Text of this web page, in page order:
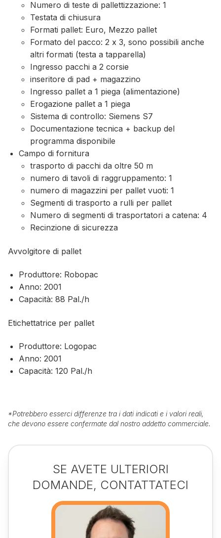
Numero di teste di pallettizzazione: 1
Testata di chiusura
Formati pallet: Euro, Mezzo pallet
Formato del pacco: 2 x 3, sono possibili anche
altri formati (testa a tapparella)
Ingresso pacchi a 2 corsie
inseritore di pad + magazzino
Ingresso pallet a 1 piega (alimentazione)
Erogazione pallet a 1 piega
Sistema di controllo: Siemens S7
Documentazione tecnica + backup del
programma disponibile
Campo di fornitura
trasporto di pacchi da oltre 50 m
numero di tavoli di raggruppamento: 1
numero di magazzini per pallet vuoti: 1
Segmenti di trasporto a rulli per pallet
Numero di segmenti di trasportatori a catena: 4
Recinzione di sicurezza
Avvolgitore di pallet
Produttore: Robopac
Anno: 2001
Capacità: 88 Pal./h
Etichettatrice per pallet
Produttore: Logopac
Anno: 2001
Capacità: 120 Pal./h
*Potrebbero esserci differenze tra i dati indicati e i valori reali,
che devono essere confermate dal nostro addetto commerciale.
SE AVETE ULTERIORI
DOMANDE, CONTATTATECI